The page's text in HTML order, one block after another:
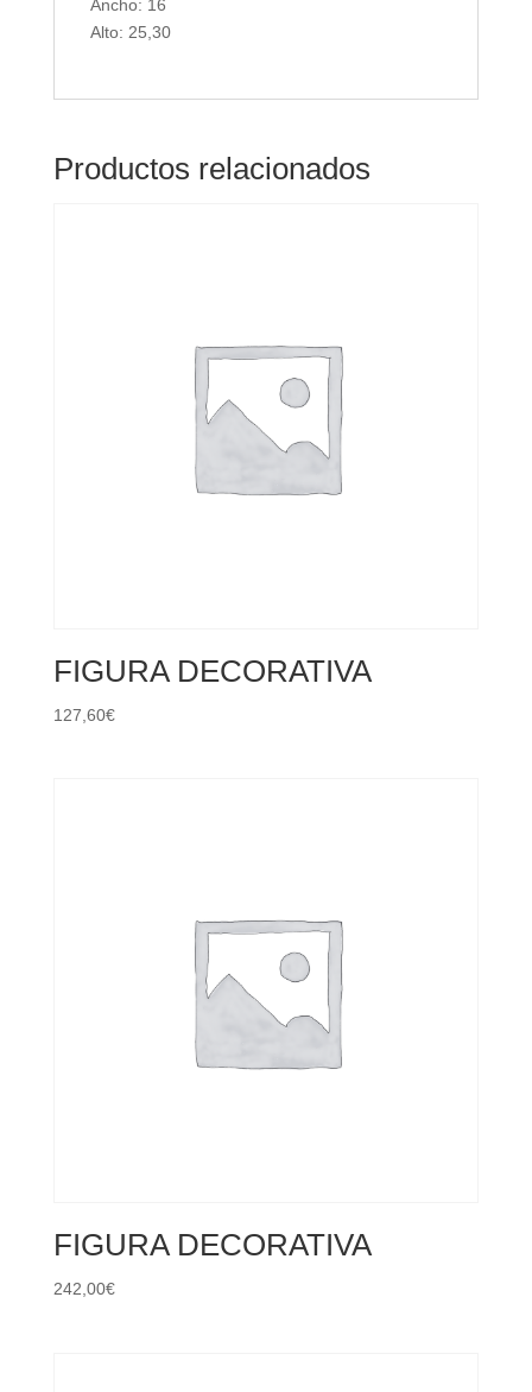
Ancho: 16
Alto: 25,30
Productos relacionados
FIGURA DECORATIVA
127,60€
FIGURA DECORATIVA
242,00€